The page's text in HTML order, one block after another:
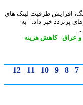
ظرفیت لینک های
خبر داد. - به
- کاهش هزینه-
8
9
10
11
12